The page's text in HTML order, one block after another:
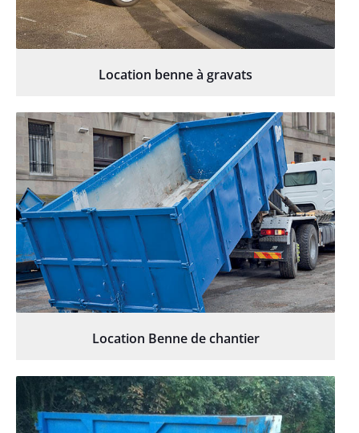
Location benne à gravats
Location Benne de chantier